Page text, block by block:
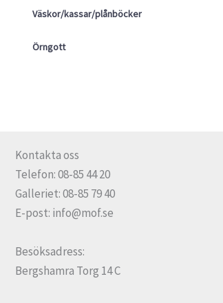
Väskor/kassar/plånböcker
Örngott
Kontakta oss
Telefon: 08-85 44 20
Galleriet: 08-85 79 40
E-post: info@mof.se
Besöksadress:
Bergshamra Torg 14 C